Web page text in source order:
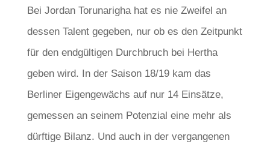
Bei Jordan Torunarigha hat es nie Zweifel an
dessen Talent gegeben, nur ob es den Zeitpunkt
für den endgültigen Durchbruch bei Hertha
geben wird. In der Saison 18/19 kam das
Berliner Eigengewächs auf nur 14 Einsätze,
gemessen an seinem Potenzial eine mehr als
dürftige Bilanz. Und auch in der vergangenen